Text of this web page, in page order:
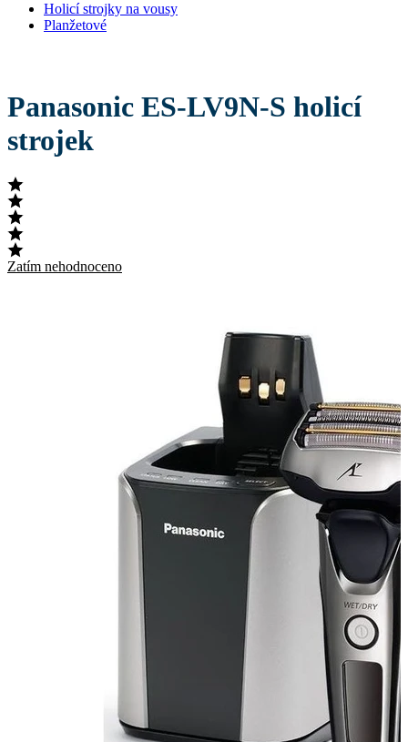
Holicí strojky na vousy
Planžetové
Panasonic ES-LV9N-S holicí
strojek
Zatím nehodnoceno